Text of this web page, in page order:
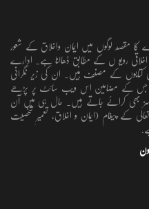
کا مقصد لوگوں میں ایمان واخلاق کے شعور
اخلاقی رویو ں کے مطابق ڈھالنا ہے۔ ادارے
کتابوں کے مصنف ہیں۔ ان کی زیر نگرانی
ہے جس کے مضامین اس ویب سائٹ پر پڑھے
بھی کرائے جاتے ہیں۔ حال ہی میں آن
کے پیغام (ایمان و اخلاق، تعمیرِ شخصیت